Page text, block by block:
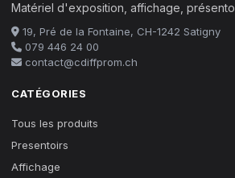
Matériel d'exposition, affichage,
19, Pré de la Fontaine, CH-1242 Satigny
079 446 24 00
contact@cdiffprom.ch
CATÉGORIES
Tous les produits
Presentoirs
Affichage